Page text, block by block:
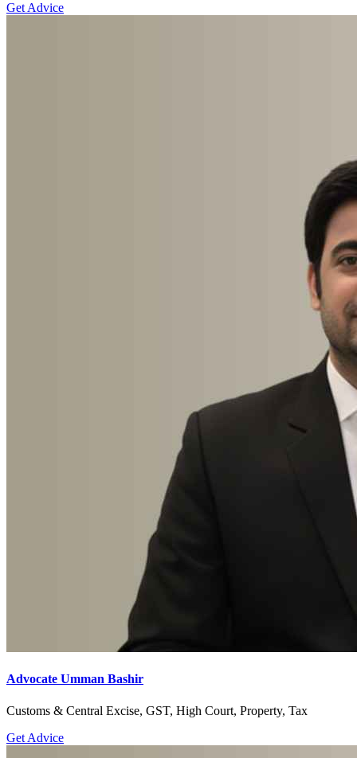
Get Advice
Advocate Umman Bashir
Customs & Central Excise, GST, High Court, Property, Tax
Get Advice